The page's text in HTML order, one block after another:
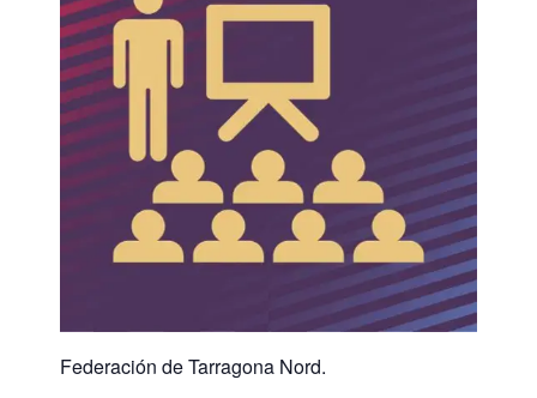
Federación de Tarragona Nord.